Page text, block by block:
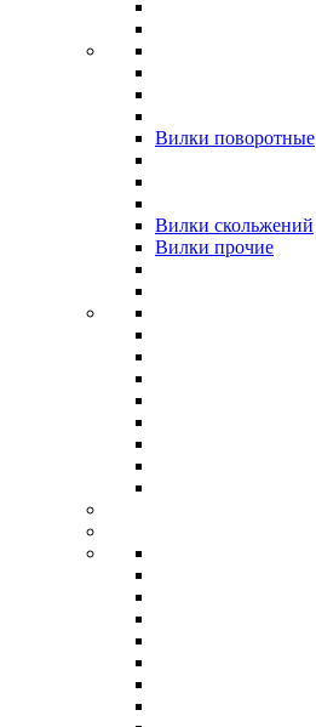
Вилки поворотные
Вилки скольжений
Вилки прочие